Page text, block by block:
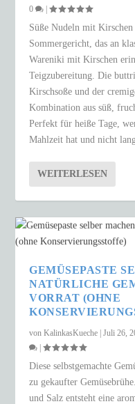
0
|
Süße Nudeln mit Kirschen
Sommergericht, das an
Wareniki mit Kirschen
Teigzubereitung. Die
Kirschsoße und der
Kombination aus süß,
Perfekt für heiße Tage,
Mahlzeit hat und nicht
WEITERLESEN
GEMÜSEPASTE
NATÜRLICHE
VORRAT (OHNE
vonKalinkasKueche |Juli 26,
|
Diese selbstgemachte
zu gekaufter
und Salz entsteht eine